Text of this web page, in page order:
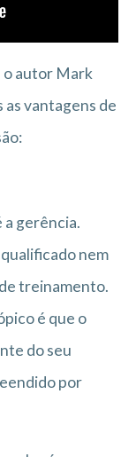
o autor Mark
vantagens de
a gerência.
nem
treinamento.
é que o
do seu
por